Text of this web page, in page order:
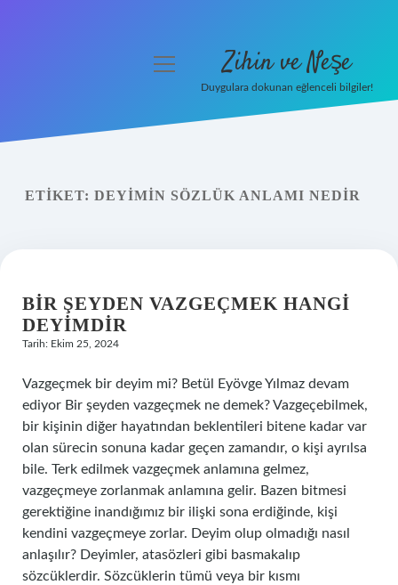
Yasal Uyarı
menüyü
Zihin ve Neşe
Duygulara dokunan eğlenceli bilgiler!
ETIKET: DEYIMIN SÖZLÜK ANLAMI NEDIR
BIR ŞEYDEN VAZGEÇMEK HANGI
DEYIMDIR
Tarih: Ekim 25, 2024
Vazgeçmek bir deyim mi? Betül Eyövge Yılmaz devam
ediyor Bir şeyden vazgeçmek ne demek? Vazgeçebilmek,
bir kişinin diğer hayatından beklentileri bitene kadar var
olan sürecin sonuna kadar geçen zamandır, o kişi ayrılsa
bile. Terk edilmek vazgeçmek anlamına gelmez,
vazgeçmeye zorlanmak anlamına gelir. Bazen bitmesi
gerektiğine inandığımız bir ilişki sona erdiğinde, kişi
kendini vazgeçmeye zorlar. Deyim olup olmadığı nasıl
anlaşılır? Deyimler, atasözleri gibi basmakalıp
sözcüklerdir. Sözcüklerin tümü veya bir kısmı